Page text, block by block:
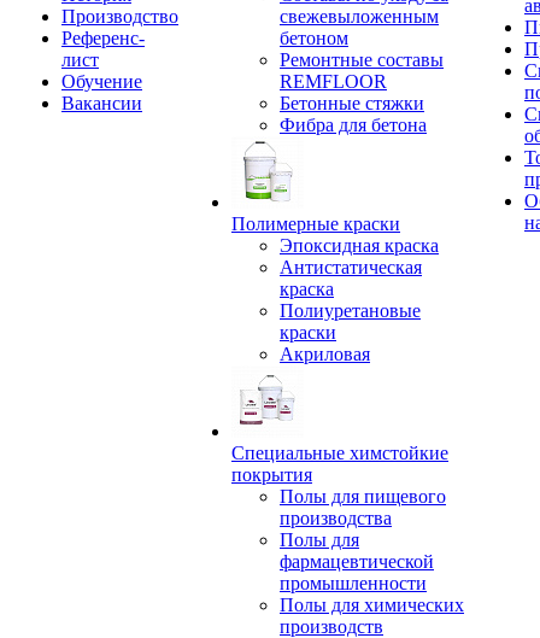
Производство
Референс-
лист
Обучение
Вакансии
свежевыложенным
бетоном
Ремонтные составы
REMFLOOR
Бетонные стяжки
Фибра для бетона
Полимерные краски
Эпоксидная краска
Антистатическая
краска
Полиуретановые
краски
Акриловая
Специальные химстойкие
покрытия
Полы для пищевого
производства
Полы для
фармацевтической
промышленности
Полы для химических
производств